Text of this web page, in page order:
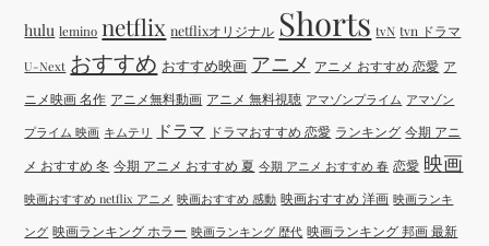
hulu lemino netflix netflixオリジナル Shorts tvN tvn ドラマ
U-Next おすすめ おすすめ映画 アニメ アニメ おすすめ 恋愛 ア
ニメ映画 名作 アニメ無料動画 アニメ 無料視聴 アマゾンプライム アマゾン
プライム 映画 キムテリ ドラマ ドラマおすすめ 恋愛 ランキング 今期 アニ
メ おすすめ 冬 今期 アニメ おすすめ 夏 今期 アニメ おすすめ 春 恋愛 映画
映画おすすめ netflix アニメ 映画おすすめ 感動 映画おすすめ 洋画 映画ランキ
ング 映画ランキング ホラー 映画ランキング 歴代 映画ランキング 邦画 最新